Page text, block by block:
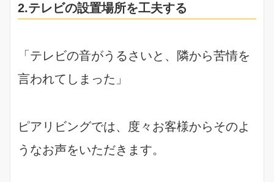
2.テレビの設置場所を工夫する
「テレビの音がうるさいと、隣から苦情を
言われてしまった」
ピアリビングでは、度々お客様からそのよ
うなお声をいただきます。